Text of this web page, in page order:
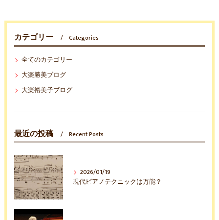
カテゴリー Categories
全てのカテゴリー
大楽勝美ブログ
大楽裕美子ブログ
最近の投稿 Recent Posts
2026/01/19
現代ピアノテクニックは万能？